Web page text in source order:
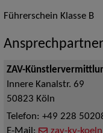
Führerschein Klasse B
Ansprechpartner
ZAV-
Innere Kanalstr. 69
50823 Köln
Telefon: +49 228